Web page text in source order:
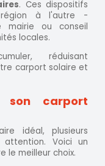
. Ces dispositifs
région à l'autre -
mairie ou conseil
locales.
réduisant
carport solaire et
son carport
idéal, plusieurs
Voici un
le meilleur choix.